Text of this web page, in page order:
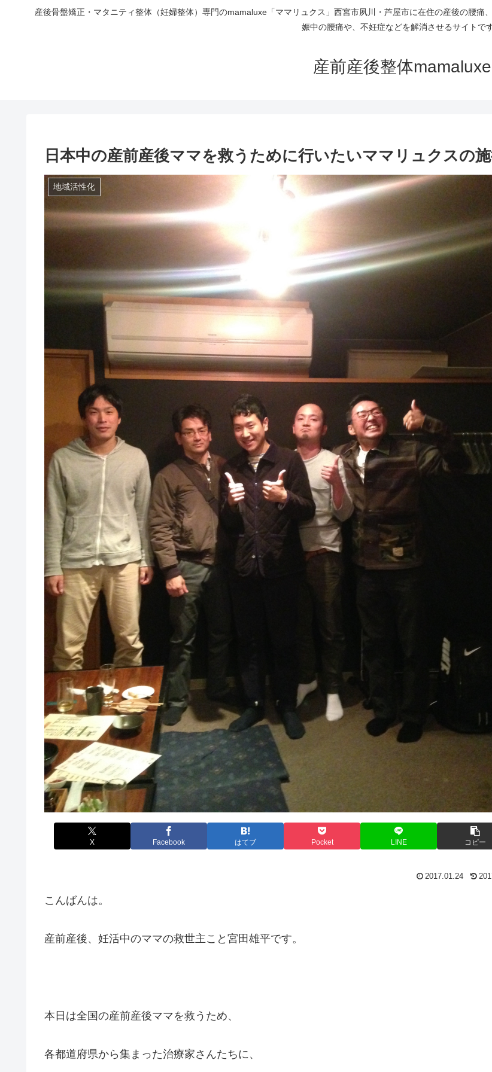
産後骨盤矯正・マタニティ整体（妊婦整体）専門のmamaluxe「ママリュクス」西宮市夙川・芦屋市に在住の産後の腰
娠中の腰痛や、不妊症などを解消させるサイトです
産前産後整体mamaluxe
日本中の産前産後ママを救うために行いたいママリュクスの施
地域活性化
X Facebook はてブ Pocket LINE コピー
2017.01.24
こんばんは。
産前産後、妊活中のママの救世主こと宮田雄平です。
本日は全国の産前産後ママを救うため、
各都道府県から集まった治療家さんたちに、